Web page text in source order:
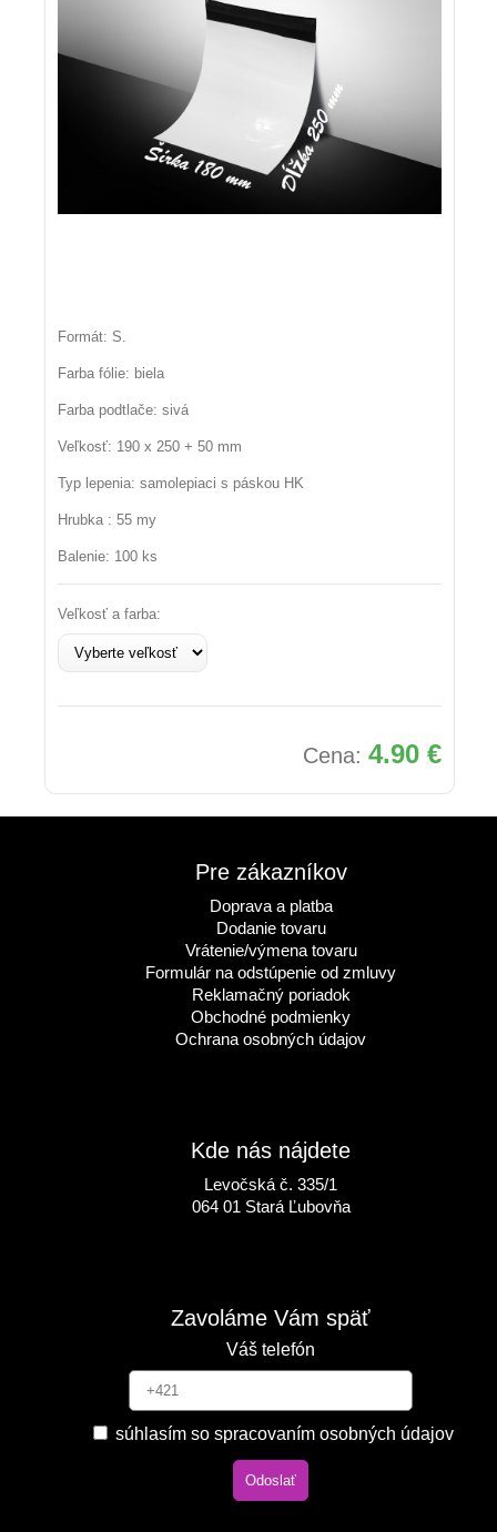
Formát: S.
Farba fólie: biela
Farba podtlače: sivá
Veľkosť: 190 x 250 + 50 mm
Typ lepenia: samolepiaci s páskou HK
Hrubka : 55 my
Balenie: 100 ks
Veľkosť a farba:
Cena: 4.90 €
Pre zákazníkov
Doprava a platba
Dodanie tovaru
Vrátenie/výmena tovaru
Formulár na odstúpenie od zmluvy
Reklamačný poriadok
Obchodné podmienky
Ochrana osobných údajov
Kde nás nájdete
Levočská č. 335/1
064 01 Stará Ľubovňa
Zavoláme Vám späť
Váš telefón
súhlasím so spracovaním osobných údajov
Odoslať